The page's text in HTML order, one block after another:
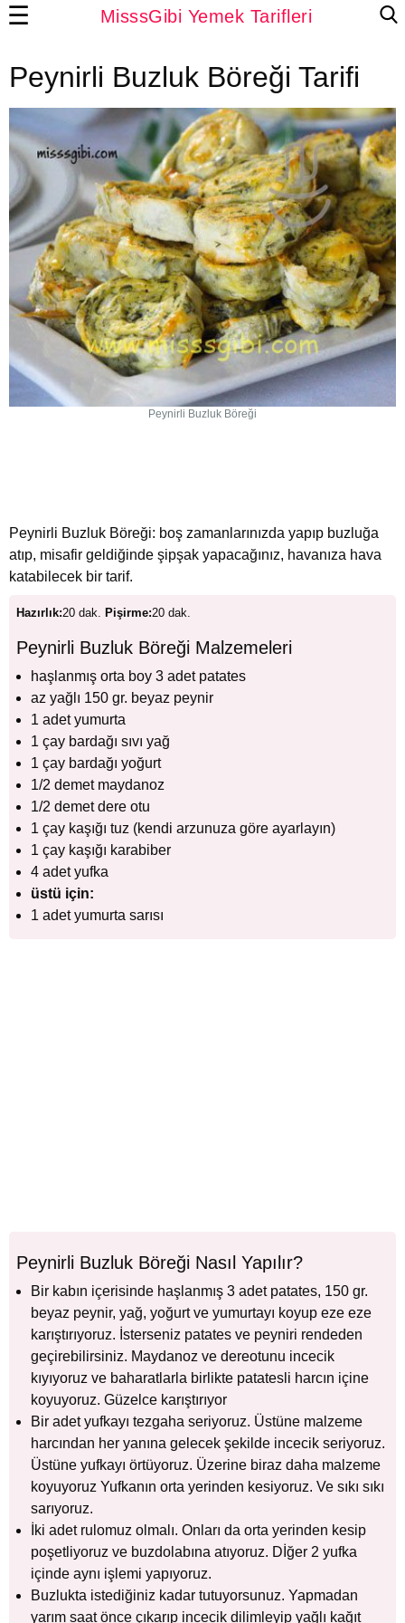
MisssGibi Yemek Tarifleri
☰
Peynirli Buzluk Böreği Tarifi
Peynirli Buzluk Böreği
Peynirli Buzluk Böreği: boş zamanlarınızda yapıp buzluğa
atıp, misafir geldiğinde şipşak yapacağınız, havanıza hava
katabilecek bir tarif.
Hazırlık:20 dak. Pişirme:20 dak.
Peynirli Buzluk Böreği Malzemeleri
haşlanmış orta boy 3 adet patates
az yağlı 150 gr. beyaz peynir
1 adet yumurta
1 çay bardağı sıvı yağ
1 çay bardağı yoğurt
1/2 demet maydanoz
1/2 demet dere otu
1 çay kaşığı tuz (kendi arzunuza göre ayarlayın)
1 çay kaşığı karabiber
4 adet yufka
üstü için:
1 adet yumurta sarısı
Peynirli Buzluk Böreği Nasıl Yapılır?
Bir kabın içerisinde haşlanmış 3 adet patates, 150 gr.
beyaz peynir, yağ, yoğurt ve yumurtayı koyup eze eze
karıştırıyoruz. İsterseniz patates ve peyniri rendeden
geçirebilirsiniz. Maydanoz ve dereotunu incecik
kıyıyoruz ve baharatlarla birlikte patatesli harcın içine
koyuyoruz. Güzelce karıştırıyor
Bir adet yufkayı tezgaha seriyoruz. Üstüne malzeme
harcından her yanına gelecek şekilde incecik seriyoruz.
Üstüne yufkayı örtüyoruz. Üzerine biraz daha malzeme
koyuyoruz Yufkanın orta yerinden kesiyoruz. Ve sıkı sıkı
sarıyoruz.
İki adet rulomuz olmalı. Onları da orta yerinden kesip
poşetliyoruz ve buzdolabına atıyoruz. Dİğer 2 yufka
içinde aynı işlemi yapıyoruz.
Buzlukta istediğiniz kadar tutuyorsunuz. Yapmadan
yarım saat önce çıkarıp incecik dilimleyip yağlı kağıt